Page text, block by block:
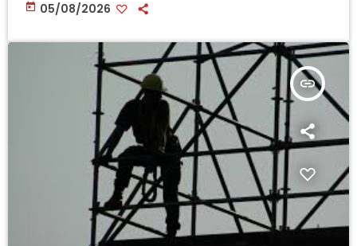
today 05/08/2026
insert_link